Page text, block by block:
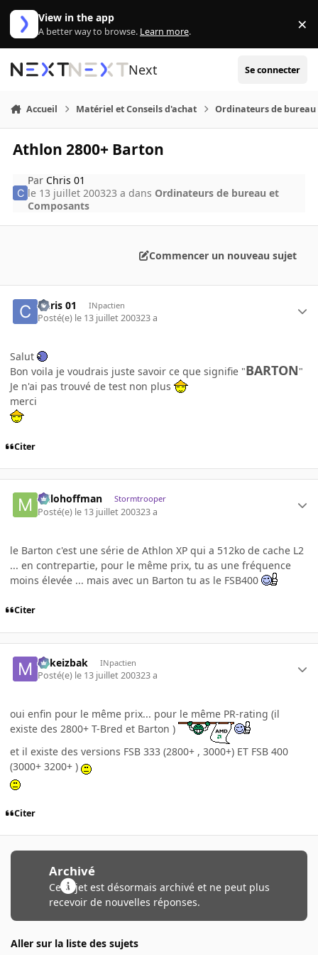
Aller au contenu
View in the app
A better way to browse. Learn more. ×
Next Se connecter
Accueil Matériel et Conseils d'achat Ordinateurs de bureau
Athlon 2800+ Barton
ParChris 01
le 13 juillet 200323 a dans Ordinateurs de bureau et
Composants
Commencer un nouveau sujet
Chris 01 INpactien
Posté(e) le 13 juillet 200323 a
Salut
Bon voila je voudrais juste savoir ce que signifie "BARTON"
Je n'ai pas trouvé de test non plus
merci
Citer
milohoffman Stormtrooper
Posté(e) le 13 juillet 200323 a
le Barton c'est une série de Athlon XP qui a 512ko de cache L2
... en contrepartie, pour le même prix, tu as une fréquence
moins élevée ... mais avec un Barton tu as le FSB400
Citer
Mikeizbak INpactien
Posté(e) le 13 juillet 200323 a
oui enfin pour le même prix... pour le même PR-rating (il
existe des 2800+ T-Bred et Barton )
et il existe des versions FSB 333 (2800+ , 3000+) ET FSB 400
(3000+ 3200+ )
Citer
Archivé
Ce sujet est désormais archivé et ne peut plus
recevoir de nouvelles réponses.
Aller sur la liste des sujets